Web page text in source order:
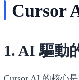
Cursor
1. AI 驅動